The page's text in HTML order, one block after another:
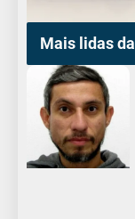
Mais lidas